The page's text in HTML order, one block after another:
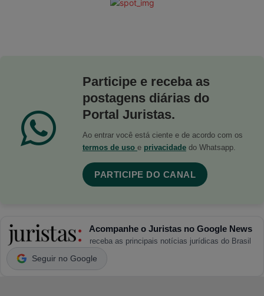
Participe e receba as
postagens diárias do
Portal Juristas.
Ao entrar você está ciente e de acordo com os
termos de uso e privacidade do Whatsapp.
PARTICIPE DO CANAL
Acompanhe o Juristas no Google News
receba as principais notícias jurídicas do Brasil
Seguir no Google